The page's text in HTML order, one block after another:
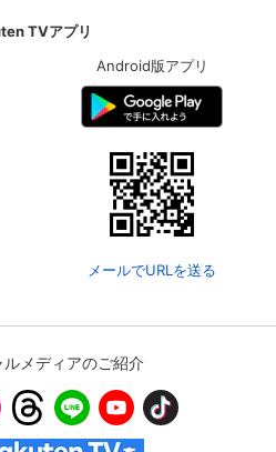
TVアプリ
Android版アプリ
メールでURLを送る
メディアのご紹介